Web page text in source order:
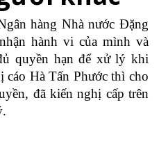
hàng Nhà nước Đặng
hành vi của mình và
quyền hạn để xử lý khi
cáo Hà Tấn Phước thì cho
đã kiến nghị cấp trên